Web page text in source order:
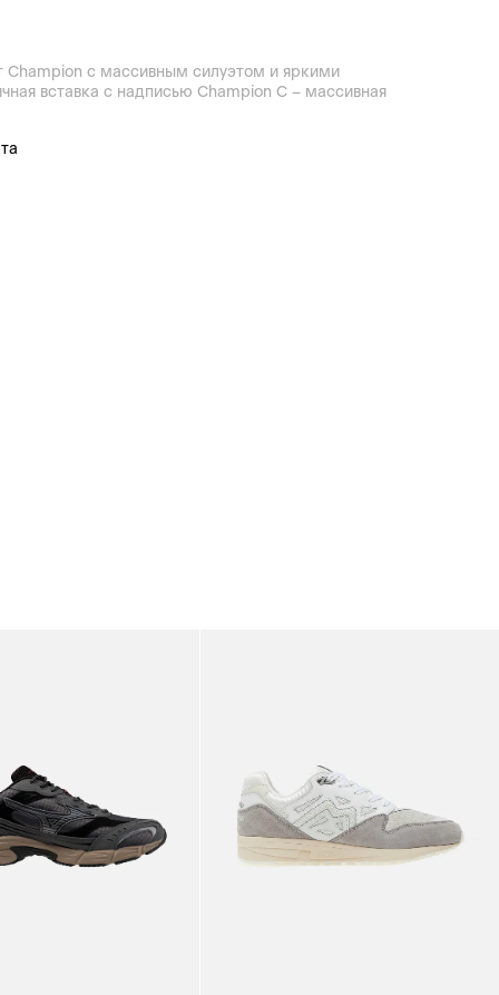
Champion с массивным силуэтом и яркими
вставка с надписью Champion C – массивная